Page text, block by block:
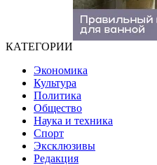
КАТЕГОРИИ
Экономика
Культура
Политика
Общество
Наука и техника
Спорт
Эксклюзивы
Редакция